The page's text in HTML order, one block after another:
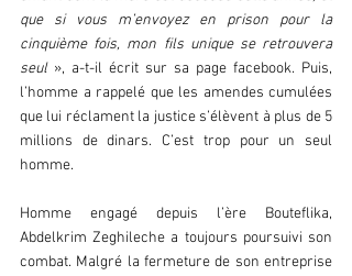
que si vous m’envoyez en prison pour la
cinquième fois, mon fils unique se retrouvera
seul », a-t-il écrit sur sa page facebook. Puis,
l’homme a rappelé que les amendes cumulées
que lui réclament la justice s’élèvent à plus de 5
millions de dinars. C’est trop pour un seul
homme.
Homme engagé depuis l’ère Bouteflika,
Abdelkrim Zeghileche a toujours poursuivi son
combat. Malgré la fermeture de son entreprise